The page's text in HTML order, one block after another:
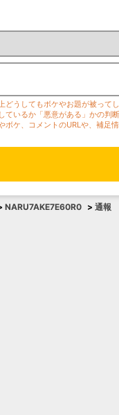
どうしてもボケやお題が被って
ているか「悪意がある」かの判断
ボケ、コメントのURLや、補足
NARU7AKE7E60R0 > 通報